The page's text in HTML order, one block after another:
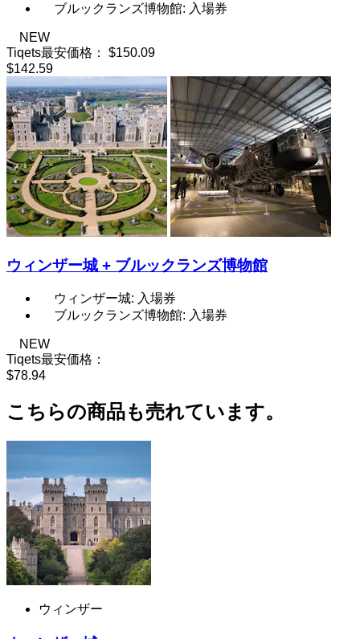
ブルックランズ博物館: 入場券
NEW
Tiqets最安価格：
$150.09
$142.59
ウィンザー城 + ブルックランズ博物館
ウィンザー城: 入場券
ブルックランズ博物館: 入場券
NEW
Tiqets最安価格：
$78.94
こちらの商品も売れています。
ウィンザー